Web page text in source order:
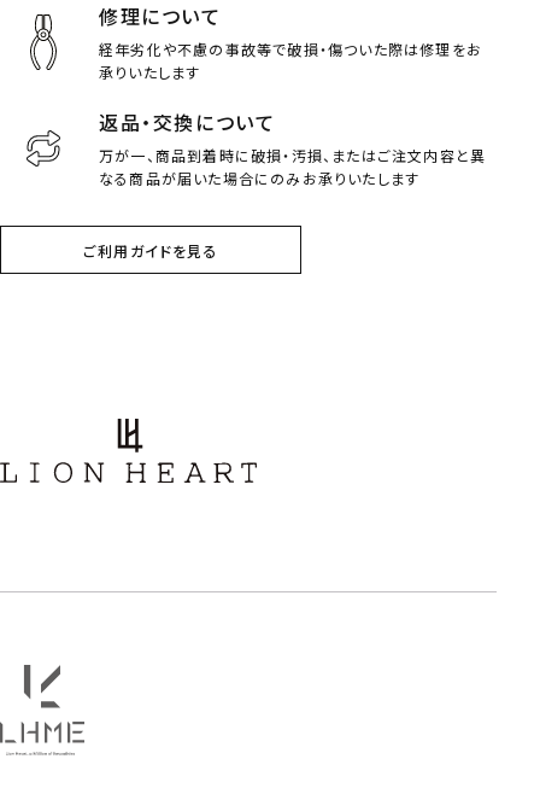
修理について
経年劣化や不慮の事故等で破損・傷ついた際は修理をお
承りいたします
返品・交換について
万が一、商品到着時に破損・汚損、またはご注文内容と異
なる商品が届いた場合にのみお承りいたします
ご利用ガイドを見る